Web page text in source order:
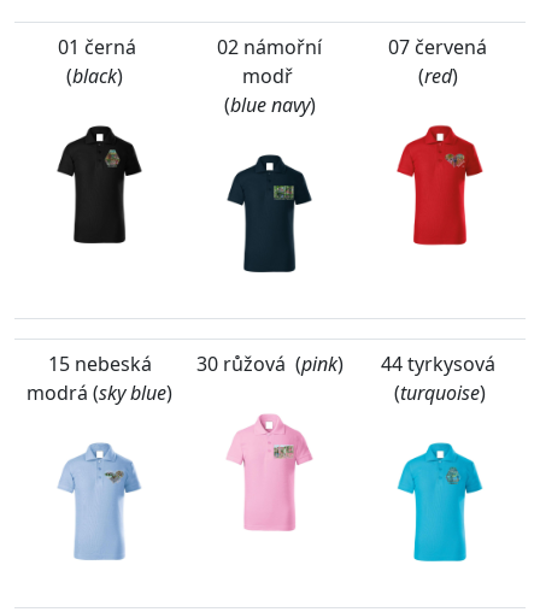
01 černá
(black)
02 námořní
modř
(blue navy)
07 červená
(red)
15 nebeská
modrá (sky blue)
30 růžová (pink)
44 tyrkysová
(turquoise)